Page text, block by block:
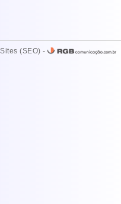
(SEO) -